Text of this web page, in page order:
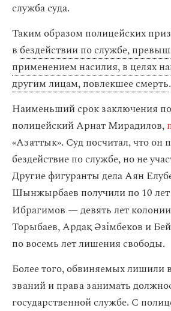
служба суда.
Таким образом полицейских
вбездействии по службе,
применением насилия, в целях
другим лицам, повлекшее смерть.
Наименьший срок заключения
полицейский Арнат Мирадилов,
«Азаттык». Суд посчитал, что он
бездействие по службе, но не
Другие фигуранты дела Аян
Шынжырбаев получили по 10
Ибрагимов—девять лет
Торыбаев, Ардақ Әзімбеков и
по восемь лет лишения свободы.
Более того, обвиняемых лишили
званий и права занимать
государственной службе. С